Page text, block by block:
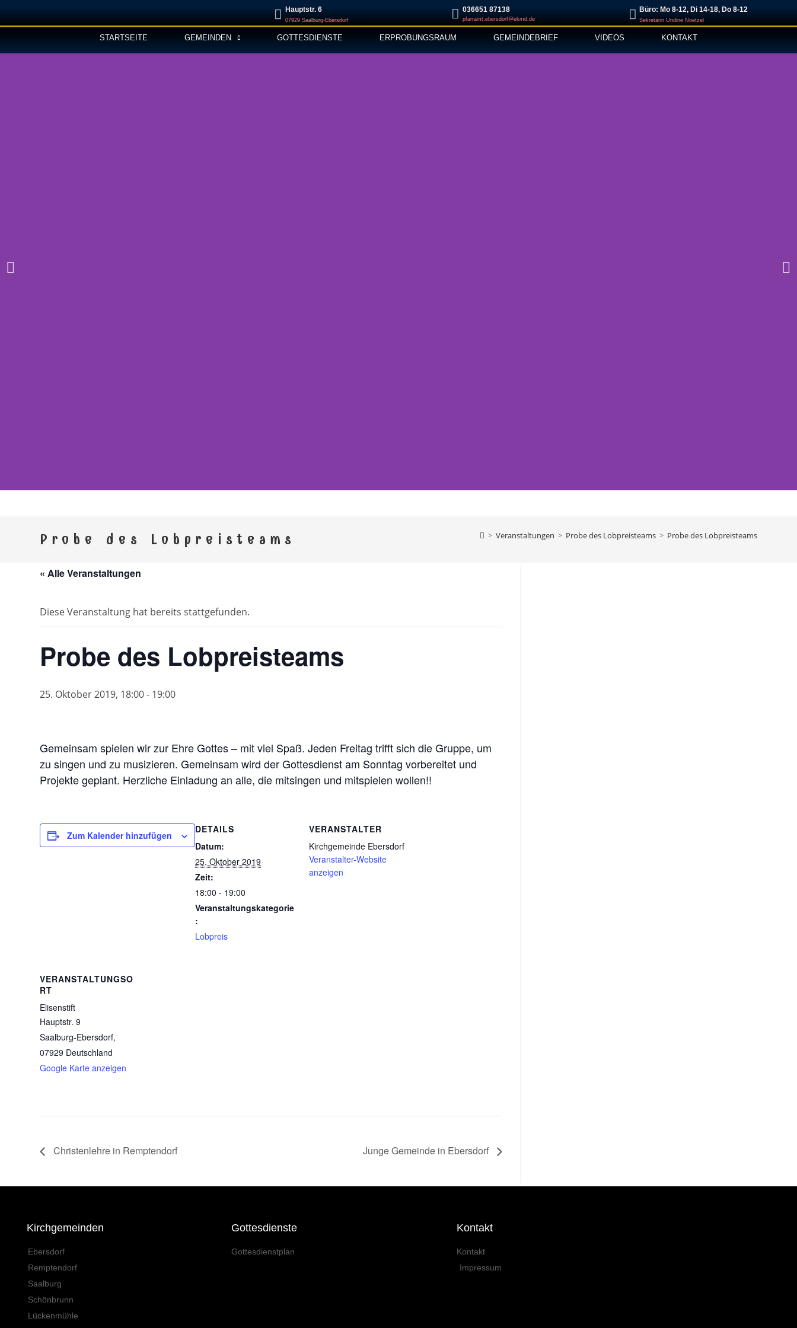
Hauptstr. 6
07929 Saalburg-Ebersdorf
‭036651 87138‬
pfarramt.ebersdorf@ekmd.de
Büro: Mo 8-12, Di 14-18, Do 8-12
Sekretärin Undine Noetzel
STARTSEITE GEMEINDEN GOTTESDIENSTE ERPROBUNGSRAUM GEMEINDEBRIEF VIDEOS KONTAKT
Kirchspiel Ebersdorf
Gemeinden Ebersdorf, Remptendorf, Saalburg, Schönbrunn, Altengesees, Thimmendorf, Weisbach
Probe des Lobpreisteams > Veranstaltungen > Probe des Lobpreisteams > Probe des Lobpreisteams
« Alle Veranstaltungen
Diese Veranstaltung hat bereits stattgefunden.
Probe des Lobpreisteams
25. Oktober 2019, 18:00- 19:00
Gemeinsam spielen wir zur Ehre Gottes – mit viel Spaß. Jeden Freitag trifft sich die Gruppe, um
zu singen und zu musizieren. Gemeinsam wird der Gottesdienst am Sonntag vorbereitet und
Projekte geplant. Herzliche Einladung an alle, die mitsingen und mitspielen wollen!!
Zum Kalender hinzufügen
DETAILS
Datum:
25. Oktober 2019
Zeit:
18:00 - 19:00
Veranstaltungskategorie
:
Lobpreis
VERANSTALTER
Kirchgemeinde Ebersdorf
Veranstalter-Website
anzeigen
VERANSTALTUNGSO
RT
Elisenstift
Hauptstr. 9
Saalburg-Ebersdorf,
07929 Deutschland
Google Karte anzeigen
Christenlehre in Remptendorf Junge Gemeinde in Ebersdorf
Kirchgemeinden
Ebersdorf
Remptendorf
Saalburg
Schönbrunn
Lückenmühle
Gottesdienste
Gottesdienstplan
Kontakt
Kontakt
Impressum